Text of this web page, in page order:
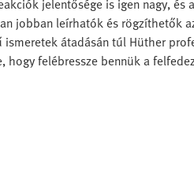
jobban leírhatók és rögzíthetők
ismeretek átadásán túl Hüther
hogy felébressze bennük a